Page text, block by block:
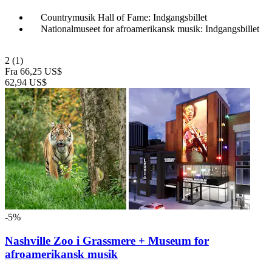
Countrymusik Hall of Fame: Indgangsbillet
Nationalmuseet for afroamerikansk musik: Indgangsbillet
2 (1)
Fra 66,25 US$
62,94 US$
-5%
Nashville Zoo i Grassmere + Museum for
afroamerikansk musik